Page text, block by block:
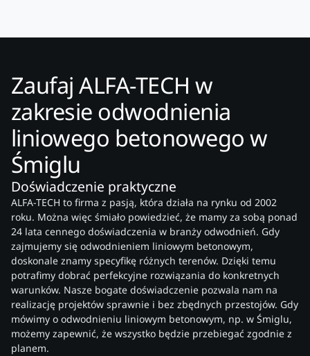
Zaufaj ALFA-TECH w
zakresie odwodnienia
liniowego betonowego w
Śmiglu
Doświadczenie praktyczne
ALFA-TECH to firma z pasją, która działa na rynku od 2002
roku. Można więc śmiało powiedzieć, że mamy za sobą ponad
24 lata cennego doświadczenia w branży odwodnień. Gdy
zajmujemy się odwodnieniem liniowym betonowym,
doskonale znamy specyfikę różnych terenów. Dzięki temu
potrafimy dobrać perfekcyjne rozwiązania do konkretnych
warunków. Nasze bogate doświadczenie pozwala nam na
realizację projektów sprawnie i bez zbędnych przestojów. Gdy
mówimy o odwodnieniu liniowym betonowym, np. w Śmiglu,
możemy zapewnić, że wszystko będzie przebiegać zgodnie z
planem.